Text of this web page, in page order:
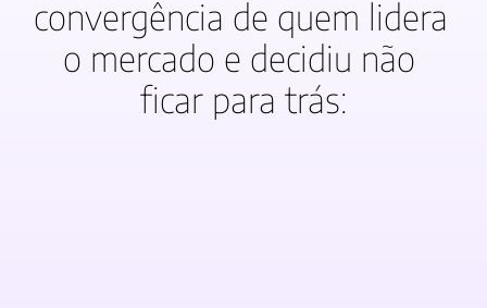
convergência de quem lidera
o mercado e decidiu não
ficar para trás: